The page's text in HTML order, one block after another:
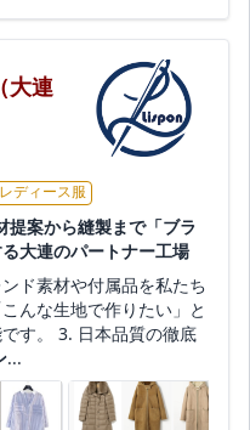
大連
レディース服
提案から縫製まで「ブラ
大連のパートナー工場
ド素材や付属品を私たち
んな生地で作りたい」と
す。 3. 日本品質の徹底
...